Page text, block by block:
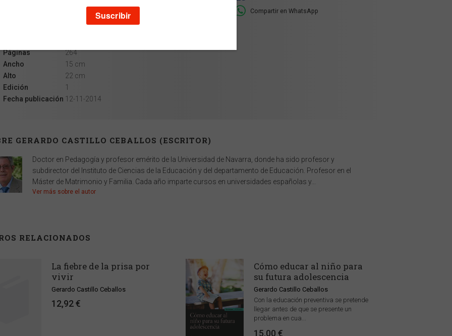
Castellano
9788431326241
Páginas
264
Ancho
15 cm
Alto
22 cm
Edición
1
Fecha publicación 12-11-2014
Compartir en WhatsApp
GERARDO CASTILLO CEBALLOS (ESCRITOR)
Doctor en Pedagogía y profesor emérito de la Universidad de Navarra, donde ha sido profesor y
subdirector del Instituto de Ciencias de la Educación y del departamento de Educación. Profesor en el
Máster de Matrimonio y Familia. Cada año imparte cursos en universidades españolas y...
Ver más sobre el autor
RELACIONADOS
La fiebre de la prisa por
vivir
Gerardo Castillo Ceballos
12,92 €
Cómo educar al niño para
su futura adolescencia
Gerardo Castillo Ceballos
Con la educación preventiva se pretende
llegar antes de que se presente un
problema en cua...
15,00 €